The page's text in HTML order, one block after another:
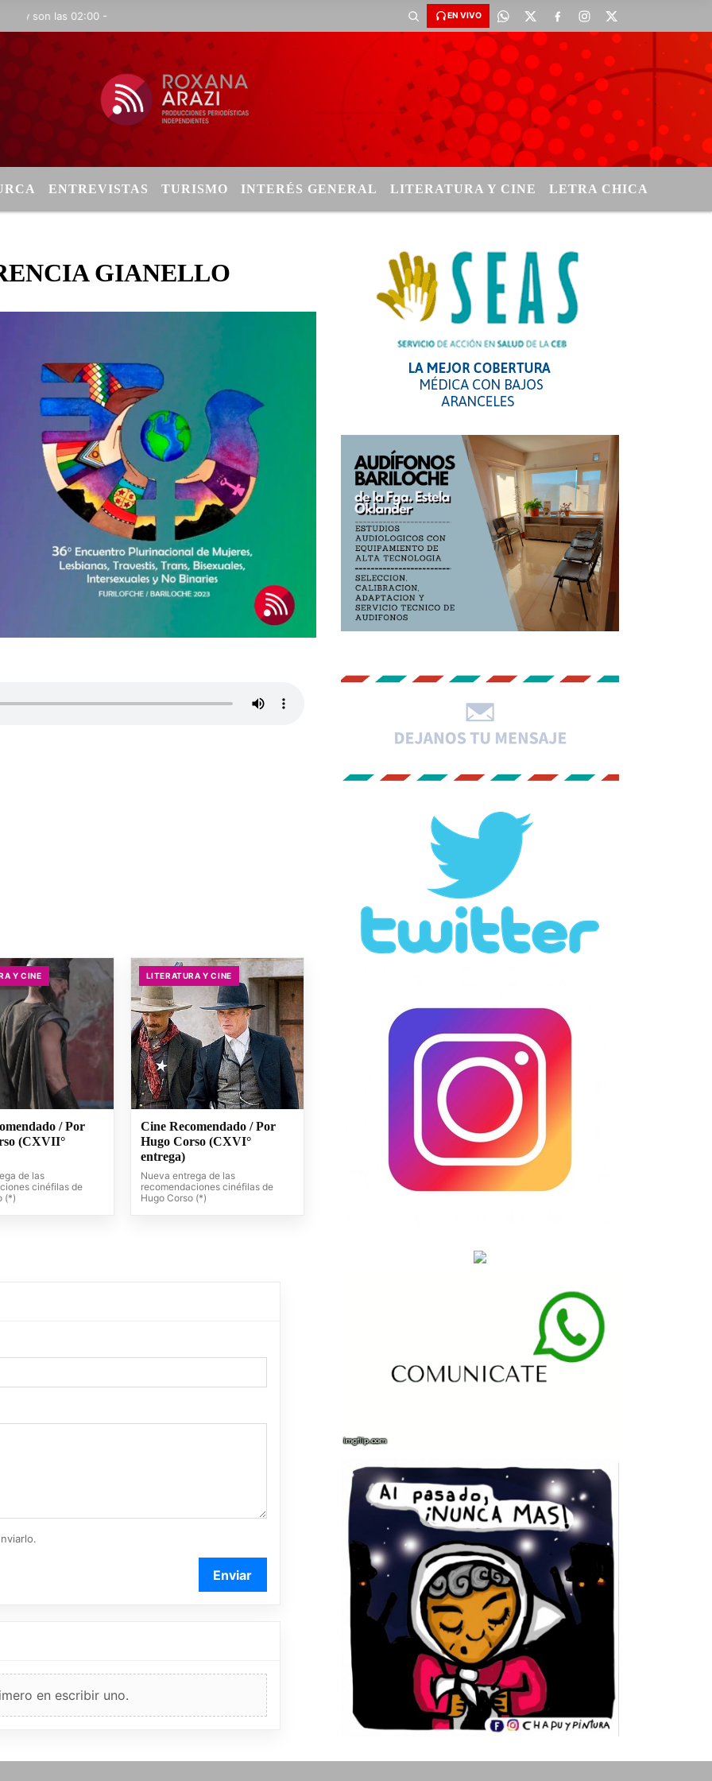
son las 02:00 - EN VIVO
ENTREVISTAS TURISMO INTERÉS GENERAL LITERATURA Y CINE LETRA CHICA
GIANELLO
Y CINE
/ Por
(CXVII°
de las
cinéfilas de
(*)
LITERATURA Y CINE
Cine Recomendado / Por
Hugo Corso (CXVI°
entrega)
Nueva entrega de las
recomendaciones cinéfilas de
Hugo Corso (*)
Enviar
en escribir uno.